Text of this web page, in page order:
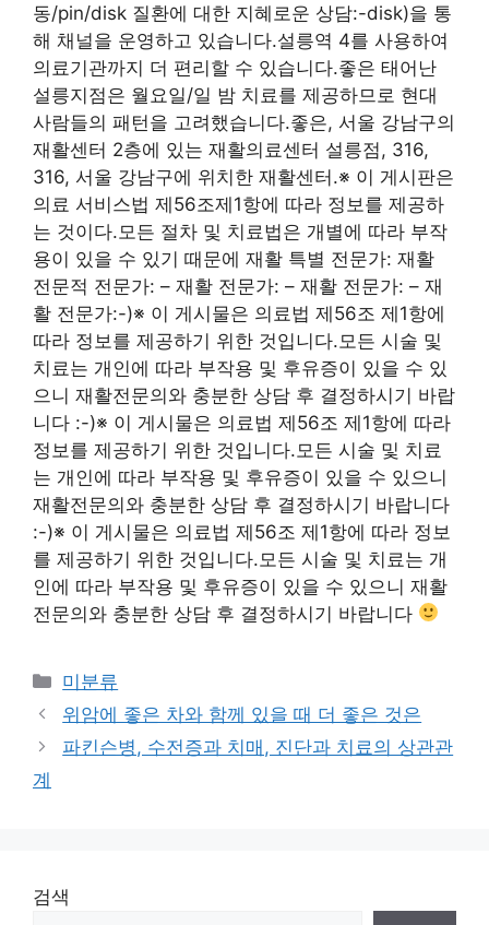
동/pin/disk 질환에 대한 지혜로운 상담:-disk)을 통
해 채널을 운영하고 있습니다.설릉역 4를 사용하여
의료기관까지 더 편리할 수 있습니다.좋은 태어난
설릉지점은 월요일/일 밤 치료를 제공하므로 현대
사람들의 패턴을 고려했습니다.좋은, 서울 강남구의
재활센터 2층에 있는 재활의료센터 설릉점, 316,
316, 서울 강남구에 위치한 재활센터.※ 이 게시판은
의료 서비스법 제56조제1항에 따라 정보를 제공하
는 것이다.모든 절차 및 치료법은 개별에 따라 부작
용이 있을 수 있기 때문에 재활 특별 전문가: 재활
전문적 전문가: – 재활 전문가: – 재활 전문가: – 재
활 전문가:-)※ 이 게시물은 의료법 제56조 제1항에
따라 정보를 제공하기 위한 것입니다.모든 시술 및
치료는 개인에 따라 부작용 및 후유증이 있을 수 있
으니 재활전문의와 충분한 상담 후 결정하시기 바랍
니다 :-)※ 이 게시물은 의료법 제56조 제1항에 따라
정보를 제공하기 위한 것입니다.모든 시술 및 치료
는 개인에 따라 부작용 및 후유증이 있을 수 있으니
재활전문의와 충분한 상담 후 결정하시기 바랍니다
:-)※ 이 게시물은 의료법 제56조 제1항에 따라 정보
를 제공하기 위한 것입니다.모든 시술 및 치료는 개
인에 따라 부작용 및 후유증이 있을 수 있으니 재활
전문의와 충분한 상담 후 결정하시기 바랍니다
Categories
미분류
위암에 좋은 차와 함께 있을 때 더 좋은 것은
파킨슨병, 수전증과 치매, 진단과 치료의 상관관
계
검색